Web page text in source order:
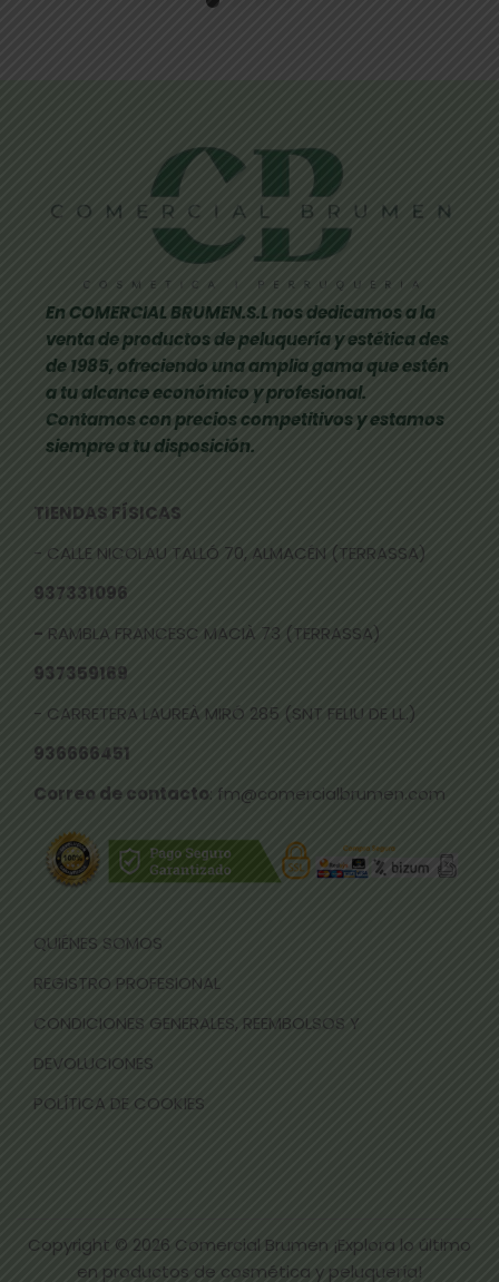
En COMERCIAL BRUMEN.S.L nos dedicamos a la
venta de productos de peluquería y estética des
de 1985, ofreciendo una amplia gama que estén
a tu alcance económico y profesional.
Contamos con precios competitivos y estamos
siempre a tu disposición.
TIENDAS FÍSICAS
- CALLE NICOLAU TALLÓ 70, ALMACÉN (TERRASSA)
937331096
- RAMBLA FRANCESC MACIÀ 73 (TERRASSA)
937359169
- CARRETERA LAUREÀ MIRÓ 285 (SNT FELIU DE LL.)
936666451
Correo de contacto: fm@comercialbrumen.com
QUIÉNES SOMOS
REGISTRO PROFESIONAL
CONDICIONES GENERALES, REEMBOLSOS Y
DEVOLUCIONES
POLÍTICA DE COOKIES
Copyright © 2026 Comercial Brumen ¡Explora lo último
en productos de cosmética y peluquería!